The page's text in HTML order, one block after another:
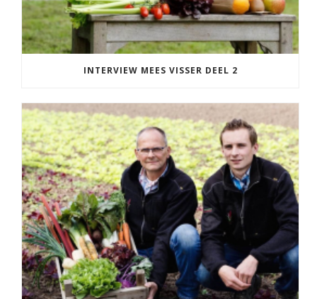
INTERVIEW MEES VISSER DEEL 2